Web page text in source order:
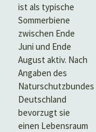
ist als typische
Sommerbiene
zwischen Ende
Juni und Ende
August aktiv. Nach
Angaben des
Naturschutzbundes
Deutschland
bevorzugt sie
einen Lebensraum